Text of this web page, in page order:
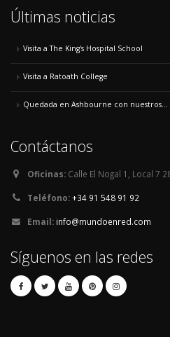
Últimas noticias
Visita a The King's Hospital School
Visita a Ratoath College
Quedada en Ashbourne con nuestros...
Contáctanos
Oficinas: Calle El Nogal 1, Local 7
Teléfono:+34 91 548 91 92
Email: info@mundoenred.com
Síguenos en las redes